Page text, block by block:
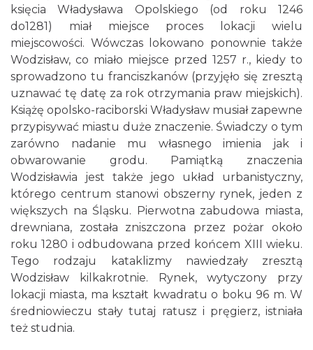
księcia Władysława Opolskiego (od roku 1246
do1281) miał miejsce proces lokacji wielu
miejscowości. Wówczas lokowano ponownie także
Wodzisław, co miało miejsce przed 1257 r., kiedy to
sprowadzono tu franciszkanów (przyjęło się zresztą
uznawać tę datę za rok otrzymania praw miejskich).
Książę opolsko-raciborski Władysław musiał zapewne
przypisywać miastu duże znaczenie. Świadczy o tym
zarówno nadanie mu własnego imienia jak i
obwarowanie grodu. Pamiątką znaczenia
Wodzisławia jest także jego układ urbanistyczny,
którego centrum stanowi obszerny rynek, jeden z
większych na Śląsku. Pierwotna zabudowa miasta,
drewniana, została zniszczona przez pożar około
roku 1280 i odbudowana przed końcem XIII wieku.
Tego rodzaju kataklizmy nawiedzały zresztą
Wodzisław kilkakrotnie. Rynek, wytyczony przy
lokacji miasta, ma kształt kwadratu o boku 96 m. W
średniowieczu stały tutaj ratusz i pręgierz, istniała
też studnia.